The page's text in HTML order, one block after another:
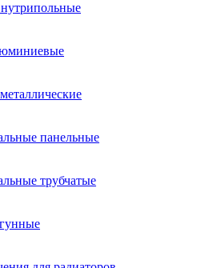
панельные
трубчатые